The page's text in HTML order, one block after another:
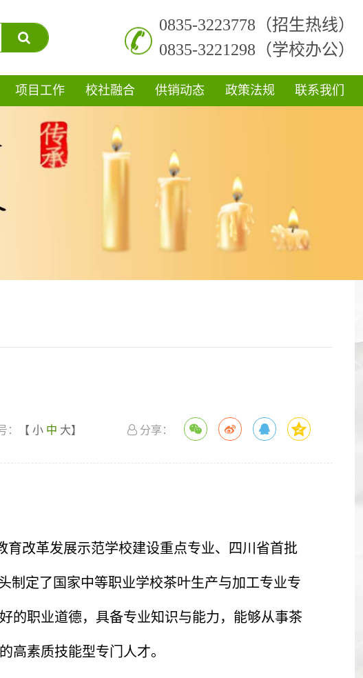
0835-3223778（招生热线）
0835-3221298（学校办公）
项目工作 校社融合 供销动态 政策法规 联系我们
： 【 小 中 大】 分享：
育改革发展示范学校建设重点专业、四川省首批
制定了国家中等职业学校茶叶生产与加工专业专
的职业道德，具备专业知识与能力，能够从事茶
高素质技能型专门人才。